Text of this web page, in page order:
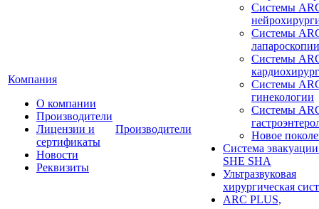
Компания
О компании
Производители
Лицензии и
сертификаты
Новости
Реквизиты
Производители
Системы
Системы
лапароскопии
Системы
Системы
гинекологии
Системы
Новое
Система
SHE SHA
Ультразвуковая
хирургическая
ARC PLUS,